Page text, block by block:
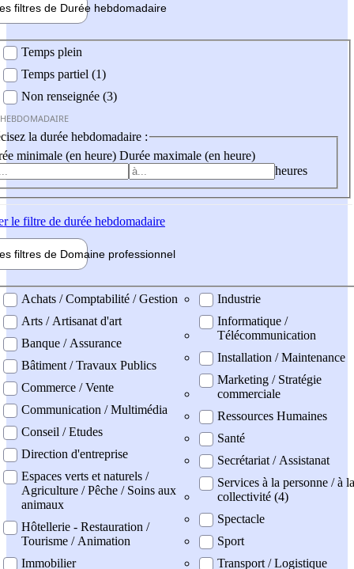
filtres de Durée hebdomadaire
Temps plein
Temps partiel (1)
Non renseignée (3)
la durée hebdomadaire :
minimale (en heure) Durée maximale (en heure)
heures
le filtre de durée hebdomadaire
filtres de Domaine professionnel
professionel
Achats / Comptabilité / Gestion
Arts / Artisanat d'art
Banque / Assurance
Bâtiment / Travaux Publics
Commerce / Vente
Communication / Multimédia
Conseil / Etudes
Direction d'entreprise
Espaces verts et naturels /
Agriculture / Pêche / Soins aux
animaux
Hôtellerie - Restauration /
Tourisme / Animation
Immobilier
Industrie
Informatique /
Télécommunication
Installation / Maintenance
Marketing / Stratégie
commerciale
Ressources Humaines
Santé
Secrétariat / Assistanat
Services à la personne / à la
collectivité (4)
Spectacle
Sport
Transport / Logistique